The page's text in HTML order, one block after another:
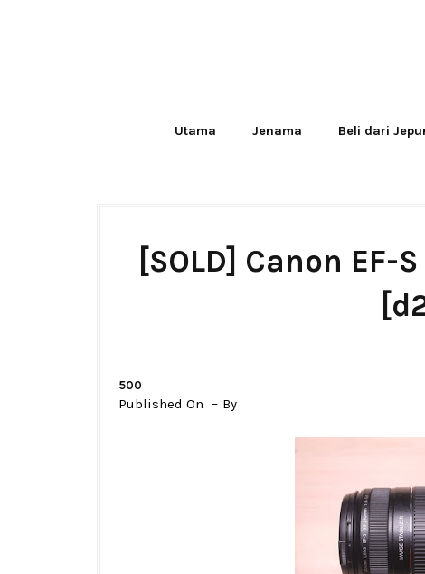
Utama Jenama Beli dari
[SOLD] Canon
500
Published On By